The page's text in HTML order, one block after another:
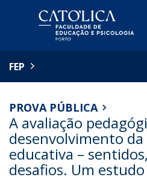
FEP
PROVA PÚBLICA
A avaliação
desenvolvimento
educativa –
desafios. Um estudo